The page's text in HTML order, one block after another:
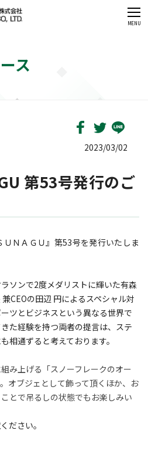
CLOSE
MENU
ス
2023/03/02
第53号発行のご
ＮＡＧＵ』第53号を発行いたしま
ソンで2度メダリストに輝いた有森
CEOの田辺 円によるスペシャル対
ツとビジネスという異なる世界で
た経験を持つ両者の提言は、ステ
相通ずると考えております。
み上げる「スノーフレークのオー
オブジェとして飾って頂くほか、お
とで吊るしの状態でもお楽しみい
ださい。